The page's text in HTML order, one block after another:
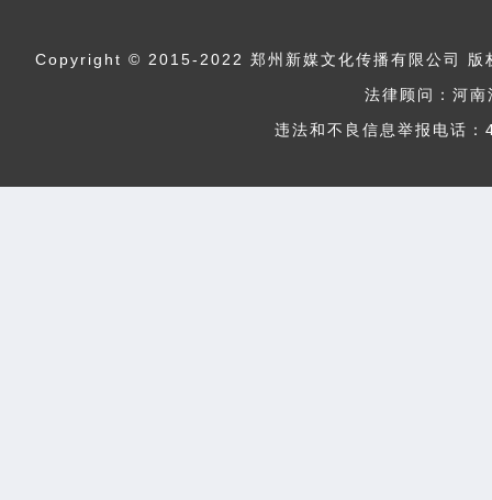
Copyright © 2015-2022 郑州新媒文化传播有限公司 版
法律顾问：河
违法和不良信息举报电话